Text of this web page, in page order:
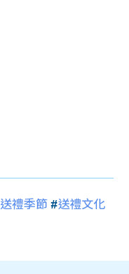
送禮季節 #送禮文化